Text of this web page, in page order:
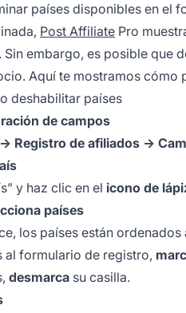
países disponibles en el
Post Affiliate Pro
embargo, es posible que
Aquí te mostramos cómo
deshabilitar países
de campos
Registro de afiliados →
y haz clic en el icono de
países
los países están
al formulario de registro,
desmarca su casilla.